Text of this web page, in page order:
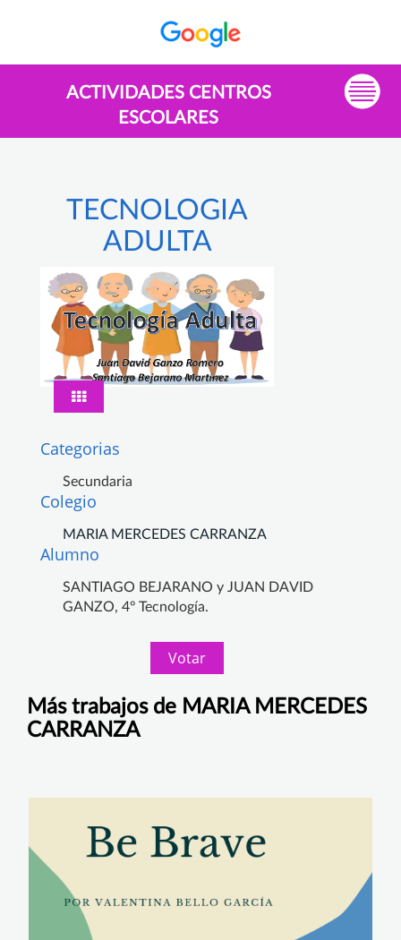
ACTIVIDADES CENTROS
ESCOLARES
TECNOLOGIA
ADULTA
Categorias
Secundaria
Colegio
MARIA MERCEDES CARRANZA
Alumno
SANTIAGO BEJARANO y JUAN DAVID
GANZO, 4º Tecnología.
Votar
Más trabajos de MARIA MERCEDES
CARRANZA